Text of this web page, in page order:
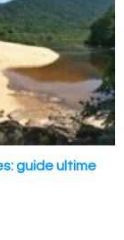
guide ultime